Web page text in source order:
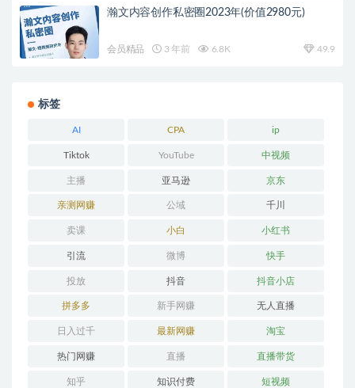
瀚文内容创作私密圈2023年(价值2980元)
会员精品 3 年前 6.8K 49.9
标签
AI CPA ip
Tiktok YouTube 中视频
主播 亚马逊 京东
亲测网赚 公域 千川
卖课 小白 小红书
引流 微博 快手
投放 抖音 抖音小店
拼多多 新手网赚 无人直播
日入过千 最新网赚 淘宝
热门网赚 直播 直播带货
知乎 知识付费 短视频